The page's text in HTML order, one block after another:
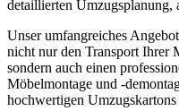
detaillierten Umzugsplanung,
Unser umfangreiches
nicht nur den Transport Ihrer
sondern auch einen
Möbelmontage und -
hochwertigen